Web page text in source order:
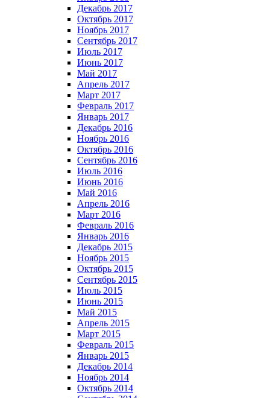
Декабрь 2017
Октябрь 2017
Ноябрь 2017
Сентябрь 2017
Июль 2017
Июнь 2017
Май 2017
Апрель 2017
Март 2017
Февраль 2017
Январь 2017
Декабрь 2016
Ноябрь 2016
Октябрь 2016
Сентябрь 2016
Июль 2016
Июнь 2016
Май 2016
Апрель 2016
Март 2016
Февраль 2016
Январь 2016
Декабрь 2015
Ноябрь 2015
Октябрь 2015
Сентябрь 2015
Июль 2015
Июнь 2015
Май 2015
Апрель 2015
Март 2015
Февраль 2015
Январь 2015
Декабрь 2014
Ноябрь 2014
Октябрь 2014